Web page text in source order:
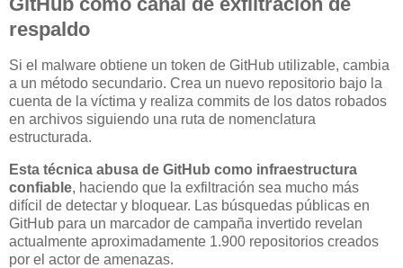
respaldo
Si el malware obtiene un token de GitHub utilizable, cambia
a un método secundario. Crea un nuevo repositorio bajo la
cuenta de la víctima y realiza commits de los datos robados
en archivos siguiendo una ruta de nomenclatura
estructurada.
Esta técnica abusa de GitHub como infraestructura
confiable, haciendo que la exfiltración sea mucho más
difícil de detectar y bloquear. Las búsquedas públicas en
GitHub para un marcador de campaña invertido revelan
actualmente aproximadamente 1.900 repositorios creados
por el actor de amenazas.